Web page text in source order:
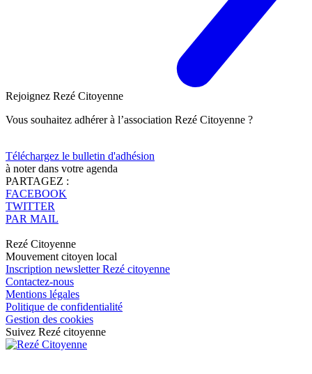
Rejoignez Rezé Citoyenne
Vous souhaitez adhérer à l’association Rezé Citoyenne ?
Téléchargez le bulletin d'adhésion
à noter dans votre agenda
PARTAGEZ :
FACEBOOK
TWITTER
PAR MAIL
Rezé Citoyenne
Mouvement citoyen local
Inscription newsletter Rezé citoyenne
Contactez-nous
Mentions légales
Politique de confidentialité
Gestion des cookies
Suivez Rezé citoyenne